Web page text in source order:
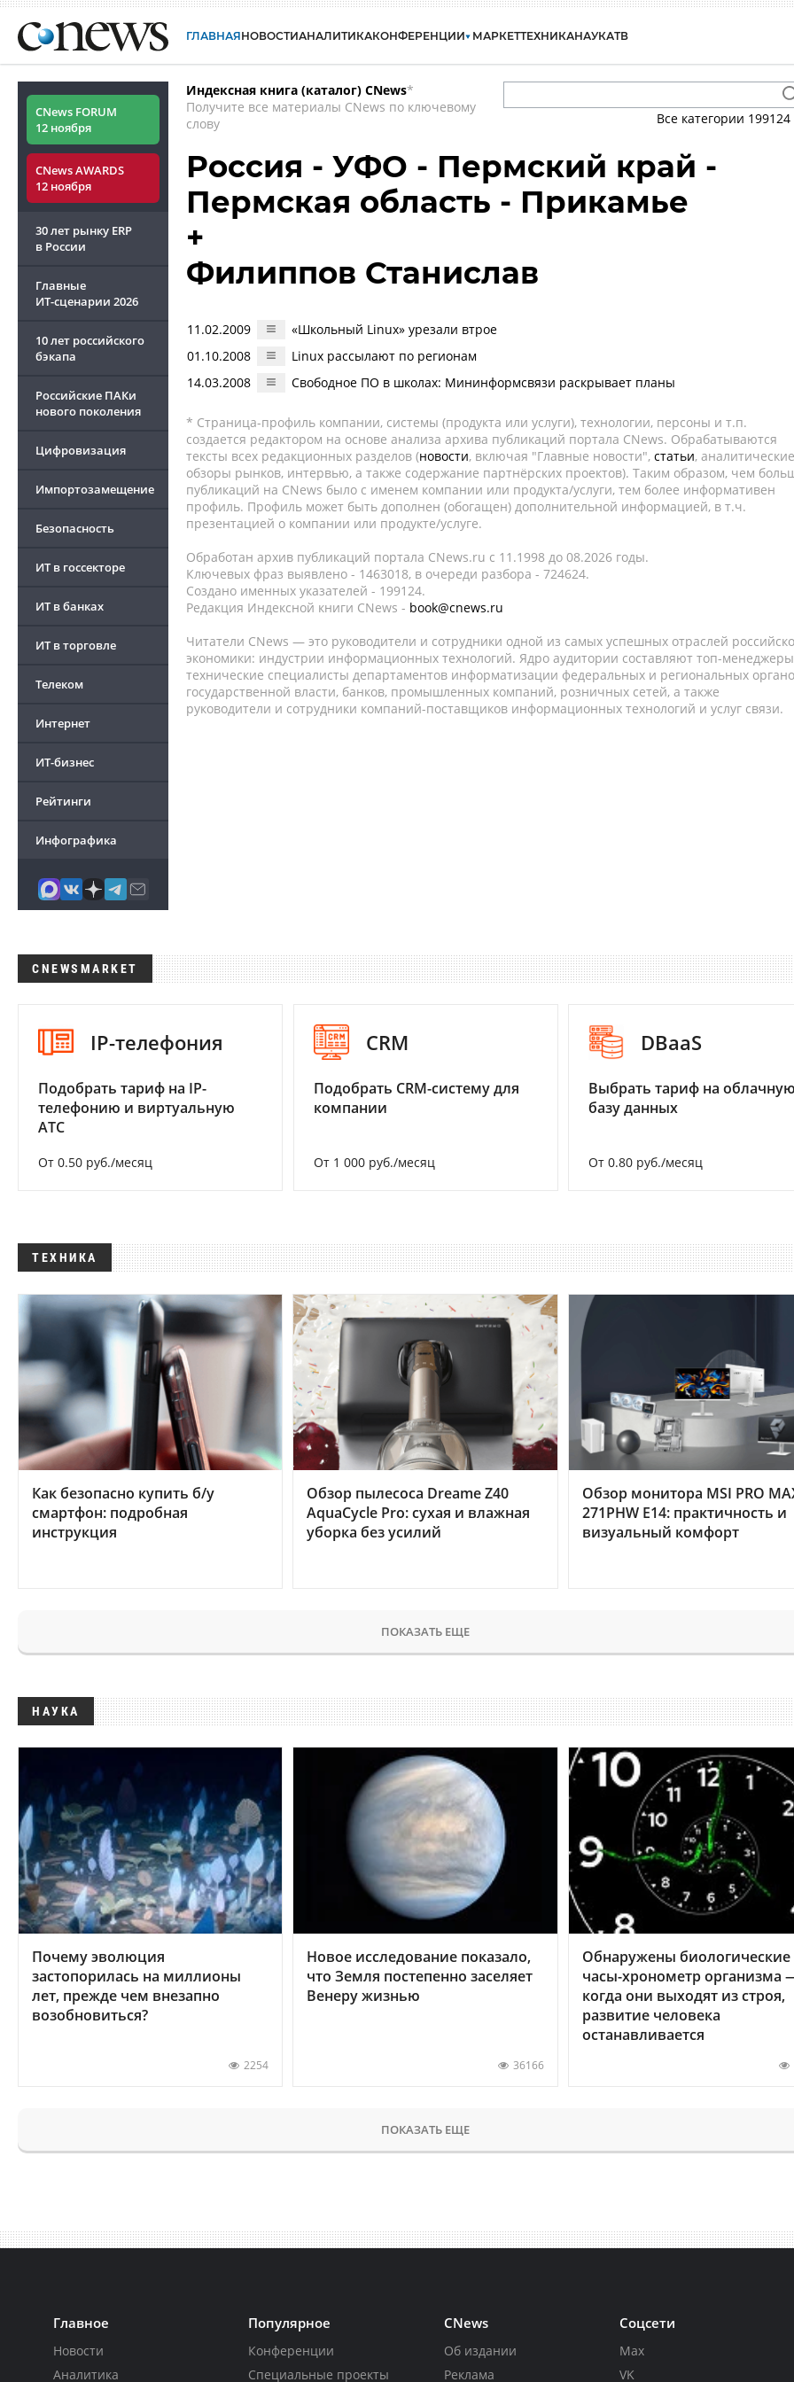
ГЛАВНАЯНОВОСТИАНАЛИТИКАКОНФЕРЕНЦИИ МАРКЕТТЕХНИКАНАУКАТВ
CNews FORUM
12 ноября
CNews AWARDS
12 ноября
30 лет рынку ERP
в России
Главные
ИТ-сценарии 2026
10 лет российского
бэкапа
Российские ПАКи
нового поколения
Цифровизация
Импортозамещение
Безопасность
ИТ в госсекторе
ИТ в банках
ИТ в торговле
Телеком
Интернет
ИТ-бизнес
Рейтинги
Инфографика
Индексная книга (каталог) CNews*
Получите все материалы CNews по ключевому
слову
Все категории 199124
Россия - УФО - Пермский край -
Пермская область - Прикамье
+
Филиппов Станислав
11.02.2009
«Школьный Linux» урезали втрое
01.10.2008
Linux рассылают по регионам
14.03.2008
Свободное ПО в школах: Мининформсвязи раскрывает планы
* Страница-профиль компании, системы (продукта или услуги), технологии, персоны и т.п.
создается редактором на основе анализа архива публикаций портала CNews. Обрабатываются
тексты всех редакционных разделов (новости, включая "Главные новости", статьи, аналитические
обзоры рынков, интервью, а также содержание партнёрских проектов). Таким образом, чем
публикаций на CNews было с именем компании или продукта/услуги, тем более информативен
профиль. Профиль может быть дополнен (обогащен) дополнительной информацией, в т.ч.
презентацией о компании или продукте/услуге.
Обработан архив публикаций портала CNews.ru c 11.1998 до 08.2026 годы.
Ключевых фраз выявлено - 1463018, в очереди разбора - 724624.
Создано именных указателей - 199124.
Редакция Индексной книги CNews - book@cnews.ru
Читатели CNews — это руководители и сотрудники одной из самых успешных отраслей
экономики: индустрии информационных технологий. Ядро аудитории составляют топ-
технические специалисты департаментов информатизации федеральных и региональных
государственной власти, банков, промышленных компаний, розничных сетей, а также
руководители и сотрудники компаний-поставщиков информационных технологий и услуг связи.
CNEWSMARKET
IP-телефония
Подобрать тариф на IP-
телефонию и виртуальную
АТС
От 0.50 руб./месяц
CRM
Подобрать CRM-систему для
компании
От 1 000 руб./месяц
DBaaS
Выбрать тариф на
базу данных
От 0.80 руб./месяц
ТЕХНИКА
Как безопасно купить б/у
смартфон: подробная
инструкция
Обзор пылесоса Dreame Z40
AquaCycle Pro: сухая и влажная
уборка без усилий
Обзор монитора MSI PRO
271PHW E14: практичность и
визуальный комфорт
ПОКАЗАТЬ ЕЩЕ
НАУКА
Почему эволюция
застопорилась на миллионы
лет, прежде чем внезапно
возобновиться?
2254
Новое исследование показало,
что Земля постепенно заселяет
Венеру жизнью
36166
Обнаружены биологические
часы-хронометр организма
когда они выходят из строя,
развитие человека
останавливается
ПОКАЗАТЬ ЕЩЕ
Главное
Новости
Аналитика
Популярное
Конференции
Специальные проекты
CNews
Об издании
Реклама
Соцсети
Max
VK